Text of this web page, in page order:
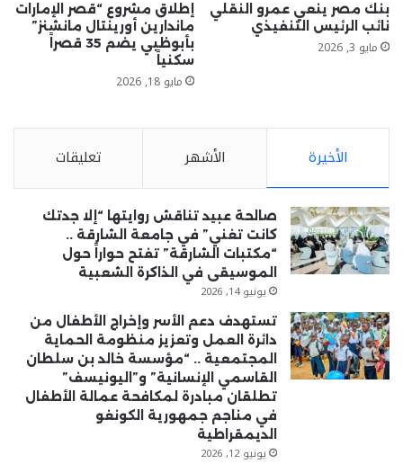
بنك مصر ينعي عمرو النقلي
نائب الرئيس التنفيذي
مايو 3, 2026
إطلاق مشروع “قصر الإمارات
ماندارين أورينتال مانشنز”
بأبوظبي يضم 35 قصراً
سكنياً
مايو 18, 2026
الأخيرة الأشهر تعليقات
صالحة عبيد تناقش روايتها “إلا جدتك
كانت تغني” في جامعة الشارقة ..
“مكتبات الشارقة” تفتح حواراً حول
الموسيقى في الذاكرة الشعبية
يونيو 14, 2026
تستهدف دعم الأسر وإخراج الأطفال من
دائرة العمل وتعزيز منظومة الحماية
المجتمعية .. “مؤسسة خالد بن سلطان
القاسمي الإنسانية” و”اليونيسف”
تطلقان مبادرة لمكافحة عمالة الأطفال
في مناجم جمهورية الكونغو
الديمقراطية
يونيو 12, 2026